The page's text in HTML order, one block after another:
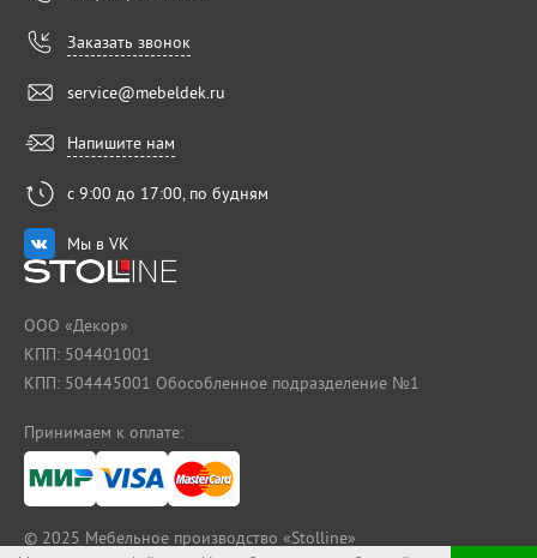
Заказать звонок
service@mebeldek.ru
Напишите нам
с 9:00 до 17:00, по будням
Мы в VK
ООО «Декор»
КПП: 504401001
КПП: 504445001 Обособленное подразделение №1
Принимаем к оплате:
© 2025 Мебельное производство «Stolline»